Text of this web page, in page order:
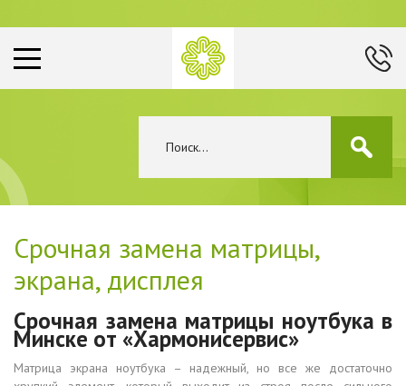
Срочная замена матрицы,
экрана, дисплея
Срочная замена матрицы ноутбука в
Минске от «Хармонисервис»
Матрица экрана ноутбука – надежный, но все же достаточно